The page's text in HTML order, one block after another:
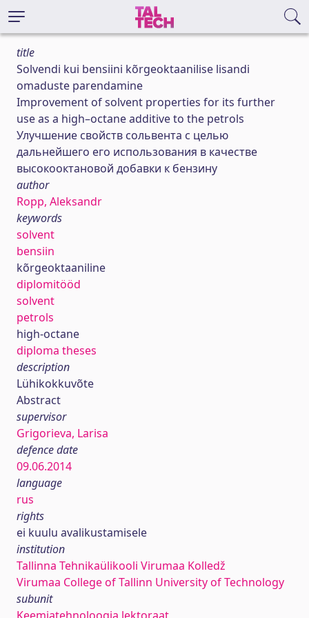
title
Solvendi kui bensiini kõrgeoktaanilise lisandi
omaduste parendamine
Improvement of solvent properties for its further
use as a high–octane additive to the petrols
Улучшение свойств сольвента с целью
дальнейшего его использования в качестве
высокооктановой добавки к бензину
author
Ropp, Aleksandr
keywords
solvent
bensiin
kõrgeoktaaniline
diplomitööd
solvent
petrols
high-octane
diploma theses
description
Lühikokkuvõte
Abstract
supervisor
Grigorieva, Larisa
defence date
09.06.2014
language
rus
rights
ei kuulu avalikustamisele
institution
Tallinna Tehnikaülikooli Virumaa Kolledž
Virumaa College of Tallinn University of Technology
subunit